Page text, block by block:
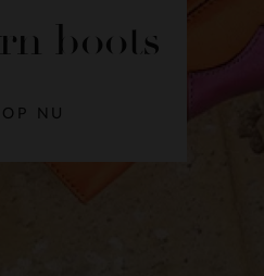
boots
NU